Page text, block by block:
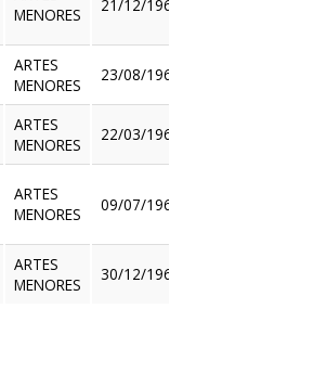
MENORES
21/12/1965
ARTES
MENORES
23/08/1966
ARTES
MENORES
22/03/1967
ARTES
MENORES
09/07/1968
ARTES
MENORES
30/12/1968